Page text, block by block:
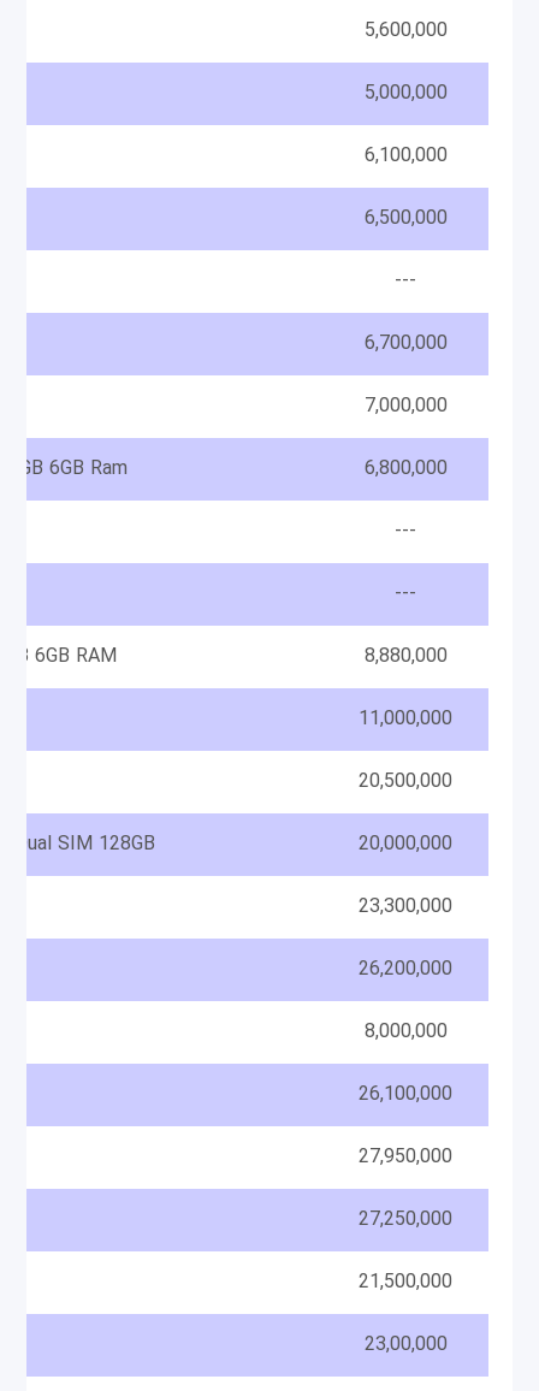
5,600,000
5,000,000
6,100,000
6,500,000
---
6,700,000
7,000,000
6,800,000
6GB Ram
---
---
8,880,000
6GB RAM
11,000,000
20,500,000
20,000,000
Dual SIM 128GB
23,300,000
26,200,000
8,000,000
26,100,000
27,950,000
27,250,000
21,500,000
23,00,000